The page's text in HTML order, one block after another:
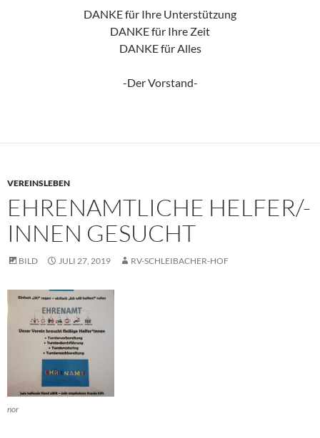
DANKE für Ihre Unterstützung
DANKE für Ihre Zeit
DANKE für Alles
-Der Vorstand-
VEREINSLEBEN
EHRENAMTLICHE HELFER/-
INNEN GESUCHT
BILD JULI 27, 2019 RV-SCHLEIBACHER-HOF
nor